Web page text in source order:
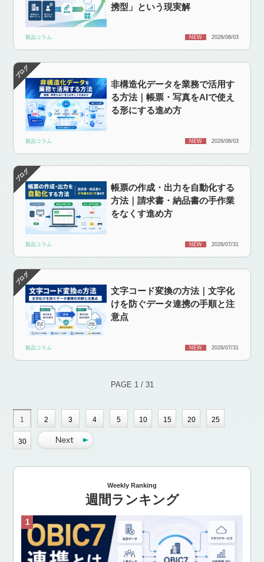
携型」という現実解
製品コラム NEW 2026/08/03
非構造化データを業務で活用す
る方法｜帳票・写真をAIで使え
る形にする進め方
製品コラム NEW 2026/08/03
帳票の作成・出力を自動化する
方法｜請求書・納品書の手作業
をなくす進め方
製品コラム NEW 2026/07/31
文字コード変換の方法｜文字化
けを防ぐデータ連携の手順と注
意点
製品コラム NEW 2026/07/31
PAGE 1 / 31
1 2 3 4 5 10 15 20 25
30
Weekly Ranking
週間ランキング